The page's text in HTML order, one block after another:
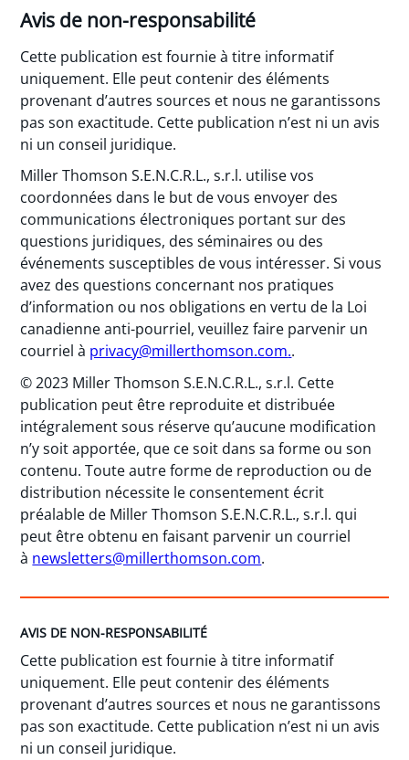
Avis de non-responsabilité
Cette publication est fournie à titre informatif
uniquement. Elle peut contenir des éléments
provenant d’autres sources et nous ne garantissons
pas son exactitude. Cette publication n’est ni un avis
ni un conseil juridique.
Miller Thomson S.E.N.C.R.L., s.r.l. utilise vos
coordonnées dans le but de vous envoyer des
communications électroniques portant sur des
questions juridiques, des séminaires ou des
événements susceptibles de vous intéresser. Si vous
avez des questions concernant nos pratiques
d’information ou nos obligations en vertu de la Loi
canadienne anti-pourriel, veuillez faire parvenir un
courriel à privacy@millerthomson.com..
© 2023 Miller Thomson S.E.N.C.R.L., s.r.l. Cette
publication peut être reproduite et distribuée
intégralement sous réserve qu’aucune modification
n’y soit apportée, que ce soit dans sa forme ou son
contenu. Toute autre forme de reproduction ou de
distribution nécessite le consentement écrit
préalable de Miller Thomson S.E.N.C.R.L., s.r.l. qui
peut être obtenu en faisant parvenir un courriel
à newsletters@millerthomson.com.
AVIS DE NON-RESPONSABILITÉ
Cette publication est fournie à titre informatif
uniquement. Elle peut contenir des éléments
provenant d’autres sources et nous ne garantissons
pas son exactitude. Cette publication n’est ni un avis
ni un conseil juridique.